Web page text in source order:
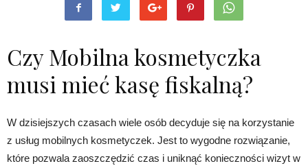
Czy Mobilna kosmetyczka
musi mieć kasę fiskalną?
W dzisiejszych czasach wiele osób decyduje się na korzystanie
z usług mobilnych kosmetyczek. Jest to wygodne rozwiązanie,
które pozwala zaoszczędzić czas i uniknąć konieczności wizyt w